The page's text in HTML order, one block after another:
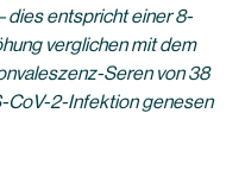
dies entspricht einer 8-
verglichen mit dem
Seren von 38
CoV-2-Infektion genesen